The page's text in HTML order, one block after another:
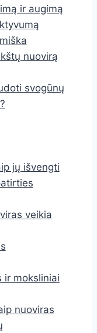
ir augimą
nuovirą
svogūnų
jų išvengti
veikia
ir moksliniai
nuoviras